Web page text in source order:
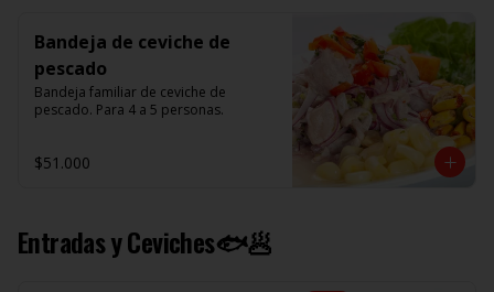
Bandeja de ceviche de
pescado
Bandeja familiar de ceviche de
pescado. Para 4 a 5 personas.
$51.000
Entradas y Ceviches🐟🥟